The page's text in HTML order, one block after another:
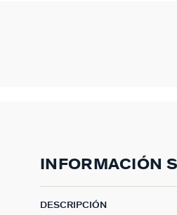
INFORMACIÓN
DESCRIPCIÓN